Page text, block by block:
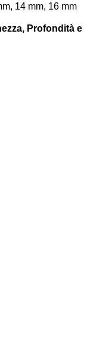
14 mm, 16 mm
Profondità e